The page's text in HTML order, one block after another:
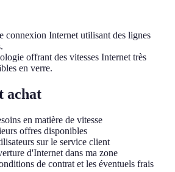
connexion Internet utilisant des lignes
offrant des vitesses Internet très
en verre.
achat
en matière de vitesse
offres disponibles
sur le service client
d'Internet dans ma zone
de contrat et les éventuels frais